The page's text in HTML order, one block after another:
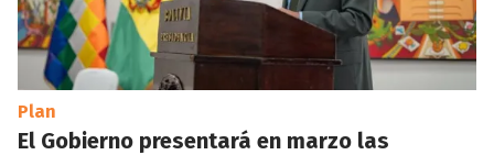
Plan
El Gobierno presentará en marzo las